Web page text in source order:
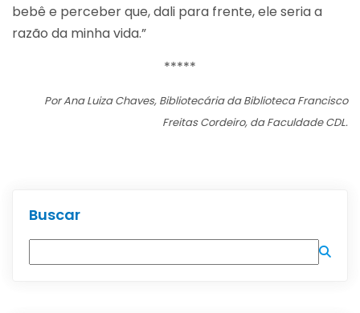
bebê e perceber que, dali para frente, ele seria a
razão da minha vida.”
*****
Por Ana Luiza Chaves, Bibliotecária da Biblioteca Francisco
Freitas Cordeiro, da Faculdade CDL.
Buscar